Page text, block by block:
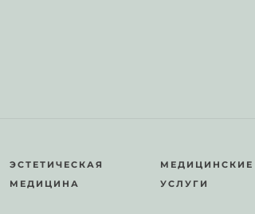
ЭСТЕТИЧЕСКАЯ
МЕДИЦИНА
МЕДИЦИНСКИЕ
УСЛУГИ